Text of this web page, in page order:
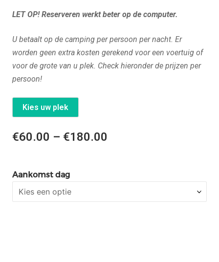
LET OP! Reserveren werkt beter op de computer.
U betaalt op de camping per persoon per nacht. Er
worden geen extra kosten gerekend voor een voertuig of
voor de grote van u plek. Check hieronderde prijzen per
persoon!
Kies uw plek
€60.00 – €180.00
Aankomst dag